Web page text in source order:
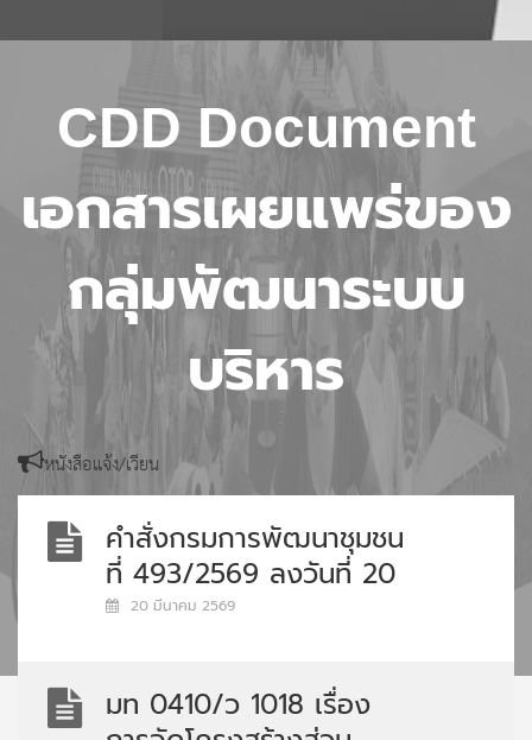
CDD Document
เอกสารเผยแพร่ของ
กลุ่มพัฒนาระบบ
บริหาร
หนังสือแจ้ง/เวียน
คำสั่งกรมการพัฒนาชุมชน
ที่ 493/2569 ลงวันที่ 20
มีนาคม พ.ศ. 2569 เรื่อง
โครงสร้างส่วนราชการและ
การแบ่งงานภายในกรมการ
20 มีนาคม 2569
มท 0410/ว 1018 เรื่อง